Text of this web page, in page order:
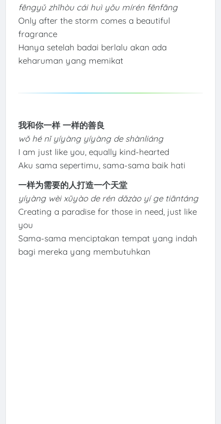
fēngyǔ zhīhòu cái huì yǒu mírén fēnfāng
Only after the storm comes a beautiful
fragrance
Hanya setelah badai berlalu akan ada
keharuman yang memikat
我和你一样 一样的善良
wǒ hé nǐ yíyàng yíyàng de shànliáng
I am just like you, equally kind-hearted
Aku sama sepertimu, sama-sama baik hati
一样为需要的人打造一个天堂
yíyàng wèi xūyào de rén dǎzào yí ge tiāntáng
Creating a paradise for those in need, just like
you
Sama-sama menciptakan tempat yang indah
bagi mereka yang membutuhkan